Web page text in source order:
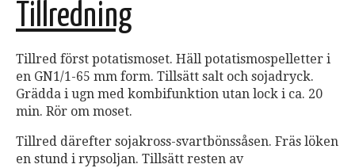
Tillredning
Tillred först potatismoset. Häll potatismospelletter i
en GN1/1-65 mm form. Tillsätt salt och sojadryck.
Grädda i ugn med kombifunktion utan lock i ca. 20
min. Rör om moset.
Tillred därefter sojakross-svartbönssåsen. Fräs löken
en stund i rypsoljan. Tillsätt resten av